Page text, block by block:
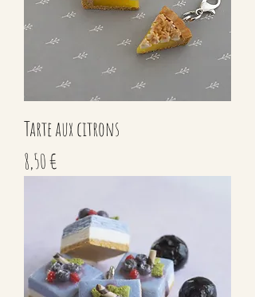
Tarte aux citrons
Prix
8,50 €